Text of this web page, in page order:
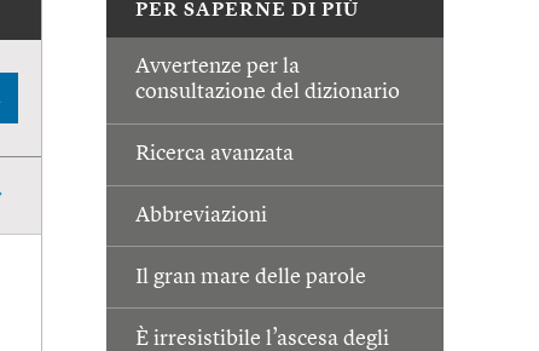
PER SAPERNE DI PIÙ
Avvertenze per la
consultazione del dizionario
Ricerca avanzata
Abbreviazioni
Il gran mare delle parole
È irresistibile l’ascesa degli